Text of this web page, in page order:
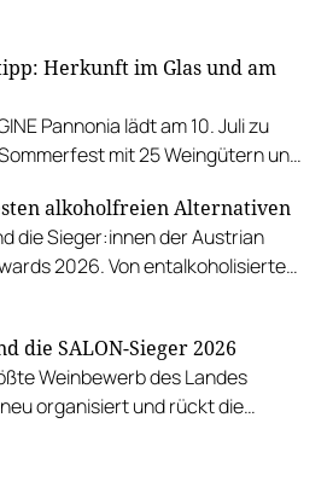
Herkunft im Glas und am
Pannonia lädt am 10. Juli zu
mit 25 Weingütern und
alkoholfreien Alternativen
die Sieger:innen der Austrian
2026. Von entalkoholisierten
die SALON-Sieger 2026
Weinbewerb des Landes
organisiert und rückt die